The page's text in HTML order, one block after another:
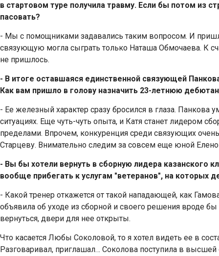
в стартовом туре получила травму. Если бы потом из
пасовать?
- Мы с помощниками задавались таким вопросом. И
связующую могла сыграть только Наташа Обмочаева. К
не пришлось.
- В итоге оставшаяся единственной связующей
Как вам пришло в голову назначить 23-летнюю
- Ее железный характер сразу бросился в глаза. Панкова
ситуациях. Еще чуть-чуть опыта, и Катя станет лидером
пределами. Впрочем, конкуренция среди связующих
Старцеву. Внимательно следим за совсем еще юной
- Вы бы хотели вернуть в сборную лидера казанского
вообще прибегать к услугам "ветеранов", на которых
- Какой тренер откажется от такой нападающей, как
объявила об уходе из сборной и своего решения вроде
вернуться, двери для нее открыты.
Что касается Любы Соколовой, то я хотел видеть ее в
Разговаривал, приглашал… Соколова поступила в высшей